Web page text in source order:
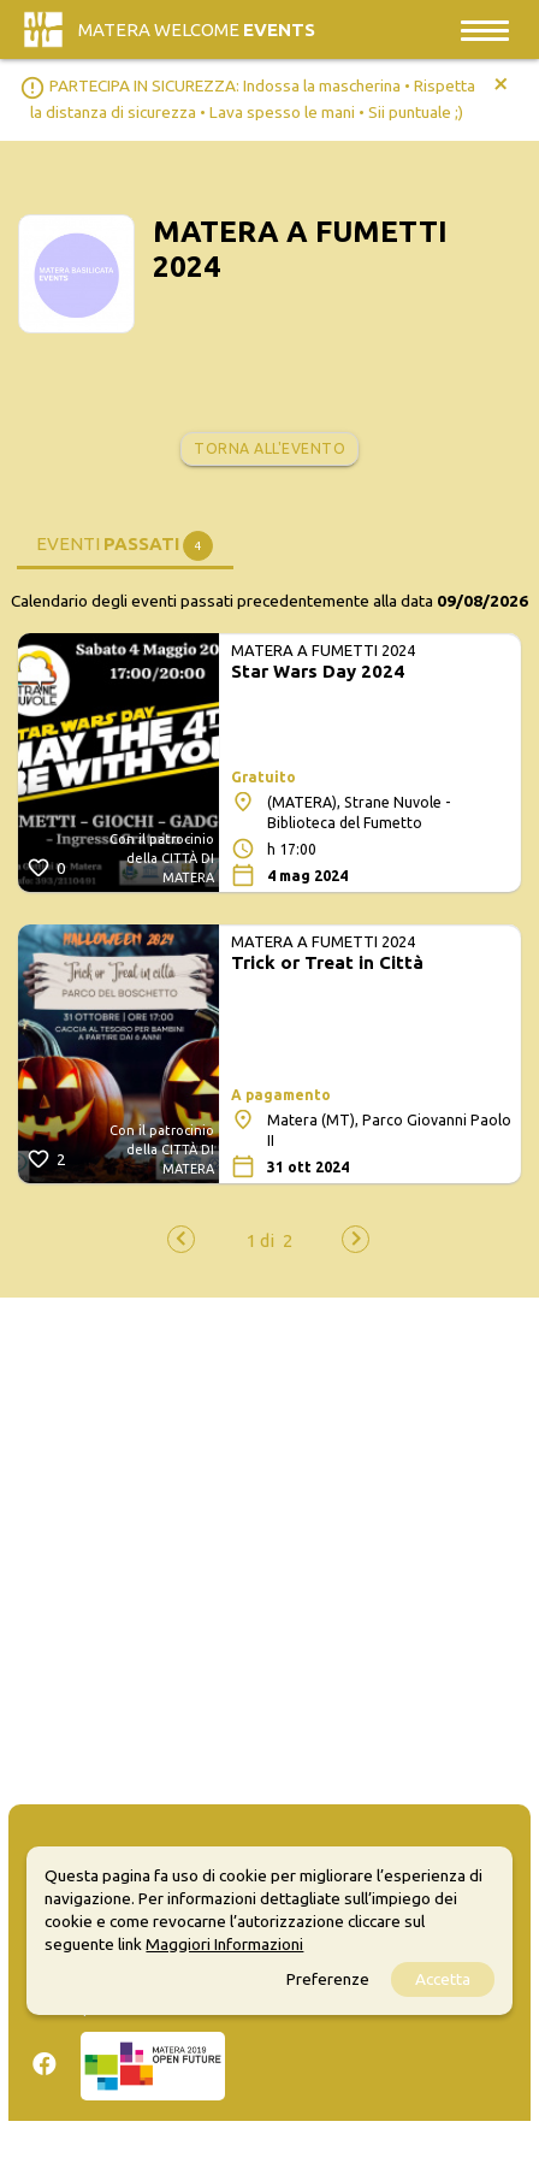
MATERA WELCOME EVENTS
error_outline PARTECIPA IN SICUREZZA: Indossa la mascherina • Rispetta
la distanza di sicurezza • Lava spesso le mani • Sii puntuale ;)
+
MATERA A FUMETTI
2024
TORNA ALL'EVENTO
EVENTI PASSATI 4
Calendario degli eventi passati precedentemente alla data 09/08/2026
0
Con il patrocinio
della CITTÀ DI
MATERA
MATERA A FUMETTI 2024
Star Wars Day 2024
Gratuito
(MATERA), Strane Nuvole -
Biblioteca del Fumetto
h 17:00
4 mag 2024
2
Con il patrocinio
della CITTÀ DI
MATERA
MATERA A FUMETTI 2024
Trick or Treat in Città
A pagamento
Matera (MT), Parco Giovanni Paolo
II
31 ott 2024
MATERA WELCOME EVENTS
Questa pagina fa uso di cookie per migliorare l’esperienza di
navigazione. Per informazioni dettagliate sull’impiego dei
cookie e come revocarne l’autorizzazione cliccare sul
seguente linkMaggiori Informazioni
Preferenze
Accetta